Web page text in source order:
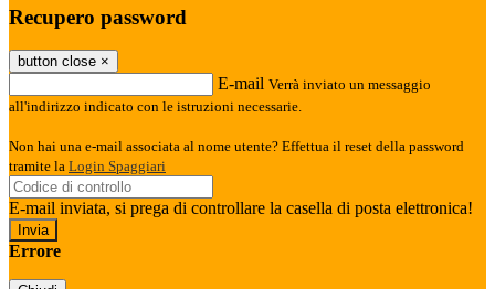
Recupero password
button close ×
E-mail Verrà inviato un messaggio
all'indirizzo indicato con le istruzioni necessarie.
Non hai una e-mail associata al nome utente? Effettua il reset della password
tramite la Login Spaggiari
E-mail inviata, si prega di controllare la casella di posta elettronica!
Errore